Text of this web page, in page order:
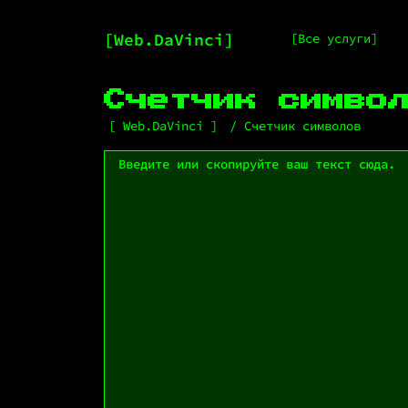
Web.DaVinci Все услуги
Счетчик
Web.DaVinci Счетчик символов